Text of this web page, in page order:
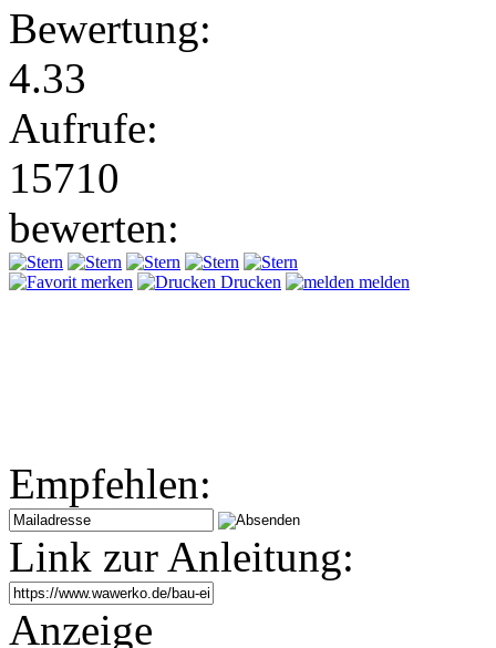
Bewertung:
4.33
Aufrufe:
15710
bewerten:
merken Drucken melden
Empfehlen:
Link zur Anleitung:
Anzeige